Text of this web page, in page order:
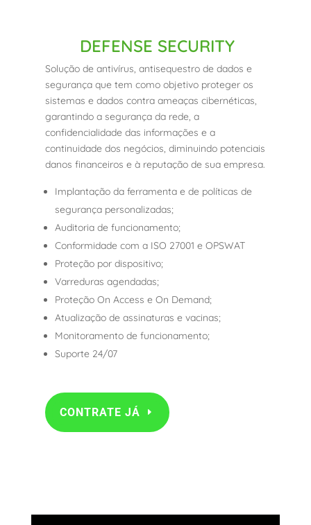
DEFENSE SECURITY
Solução de antivírus, antisequestro de dados e
segurança que tem como objetivo proteger os
sistemas e dados contra ameaças cibernéticas,
garantindo a segurança da rede, a
confidencialidade das informações e a
continuidade dos negócios, diminuindo potenciais
danos financeiros e à reputação de sua empresa.
Implantação da ferramenta e de políticas de
segurança personalizadas;
Auditoria de funcionamento;
Conformidade com a ISO 27001 e OPSWAT
Proteção por dispositivo;
Varreduras agendadas;
Proteção On Access e On Demand;
Atualização de assinaturas e vacinas;
Monitoramento de funcionamento;
Suporte 24/07
CONTRATE JÁ